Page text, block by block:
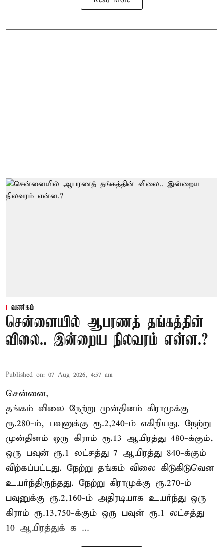
வணிகம்
சென்னையில் ஆபரணத் தங்கத்தின்
விலை.. இன்றைய நிலவரம் என்ன.?
Published on: 07 Aug 2026, 4:57 am
சென்னை,
தங்கம் விலை நேற்று முன்தினம் கிராமுக்கு
ரூ.280-ம், பவுனுக்கு ரூ.2,240-ம் எகிறியது. நேற்று
முன்தினம் ஒரு கிராம் ரூ.13 ஆயிரத்து 480-க்கும்,
ஒரு பவுன் ரூ.1 லட்சத்து 7 ஆயிரத்து 840-க்கும்
விற்கப்பட்டது. நேற்று தங்கம் விலை கிடுகிடுவென
உயர்ந்திருந்தது. நேற்று கிராமுக்கு ரூ.270-ம்
பவுனுக்கு ரூ.2,160-ம் அதிரடியாக உயர்ந்து ஒரு
கிராம் ரூ.13,750-க்கும் ஒரு பவுன் ரூ.1 லட்சத்து
10 ஆயிரத்துக் க ...